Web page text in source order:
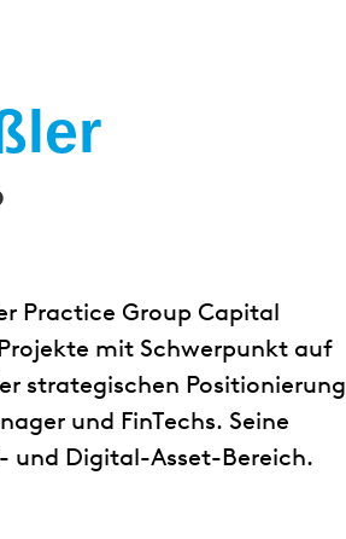
Practice Group Capital
mit Schwerpunkt auf
strategischen Positionierung
und FinTechs. Seine
und Digital-Asset-Bereich.